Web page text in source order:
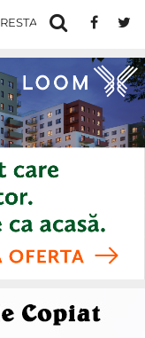
RESTAURANTE IN IASI